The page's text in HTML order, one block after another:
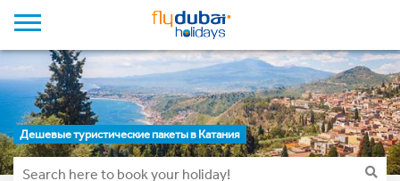
Дешевые туристические пакеты в Катания